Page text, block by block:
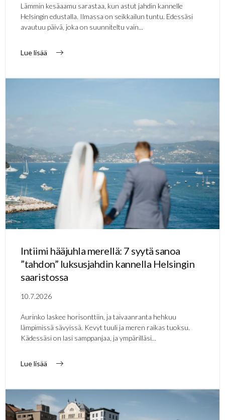
Lämmin kesäaamu sarastaa, kun astut jahdin kannelle
Helsingin edustalla. Ilmassa on seikkailun tuntu. Edessäsi
avautuu päivä, joka on suunniteltu vain...
Lue lisää
Intiimi hääjuhla merellä: 7 syytä sanoa
”tahdon” luksusjahdin kannella Helsingin
saaristossa
10.7.2026
Aurinko laskee horisonttiin, ja taivaanranta hehkuu
lämpimissä sävyissä. Kevyt tuuli ja meren raikas tuoksu.
Kädessäsi on lasi samppanjaa, ja ympärilläsi...
Lue lisää